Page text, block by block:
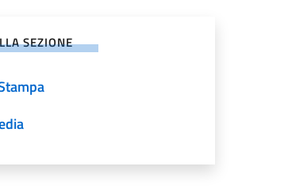
SEZIONE